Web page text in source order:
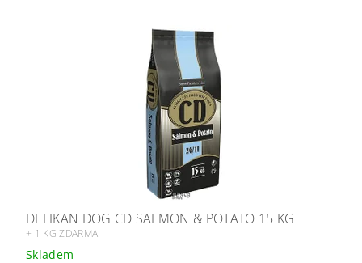
DELIKAN DOG CD SALMON & POTATO 15 KG
+ 1 KG ZDARMA
Skladem